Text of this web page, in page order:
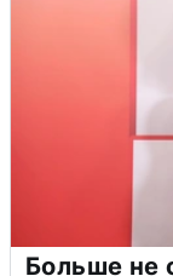
Больше не